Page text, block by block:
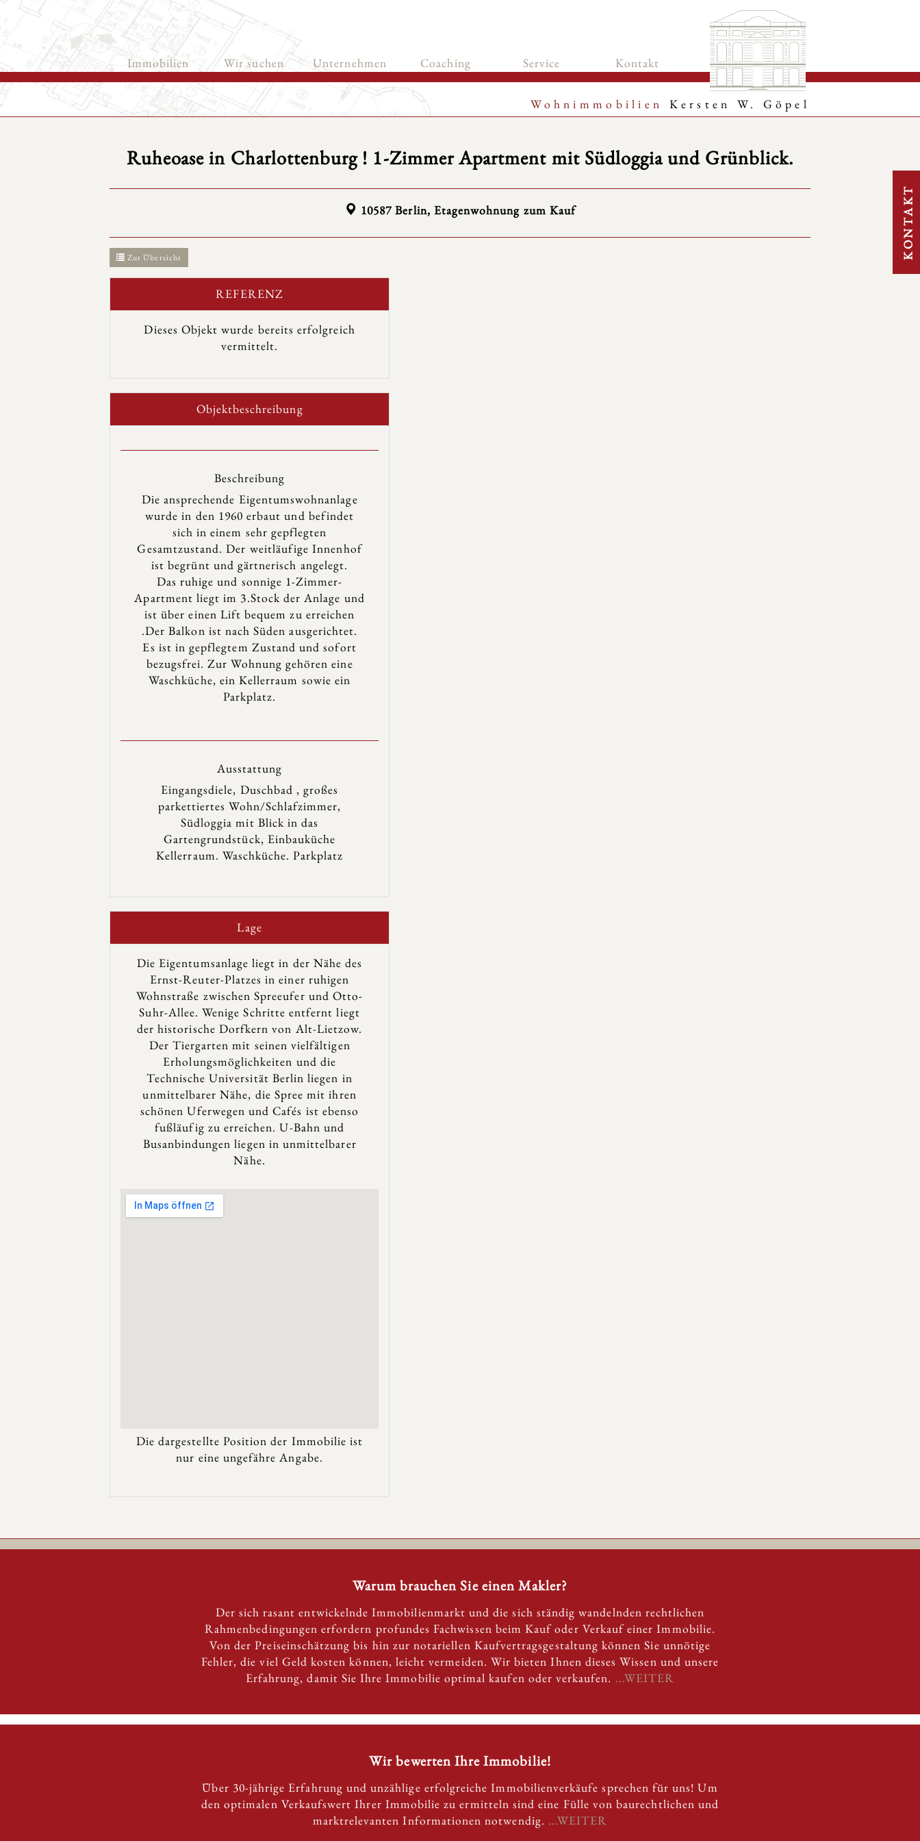
Immobilien Wir suchen Unternehmen Coaching Service Kontakt
Wohnimmobilien Kersten W. Göpel
KONTAKT
Ruheoase in Charlottenburg ! 1-Zimmer Apartment mit Südloggia und Grünblick.
10587 Berlin, Etagenwohnung zum Kauf
Zur Übersicht
REFERENZ
Dieses Objekt wurde bereits erfolgreich
vermittelt.
Objekt­beschreibung
Beschreibung
Die ansprechende Eigentumswohnanlage
wurde in den 1960 erbaut und befindet
sich in einem sehr gepflegten
Gesamtzustand. Der weitläufige Innenhof
ist begrünt und gärtnerisch angelegt.
Das ruhige und sonnige 1-Zimmer-
Apartment liegt im 3.Stock der Anlage und
ist über einen Lift bequem zu erreichen
.Der Balkon ist nach Süden ausgerichtet.
Es ist in gepflegtem Zustand und sofort
bezugsfrei. Zur Wohnung gehören eine
Waschküche, ein Kellerraum sowie ein
Parkplatz.
Ausstattung
Eingangsdiele, Duschbad , großes
parkettiertes Wohn/Schlafzimmer,
Südloggia mit Blick in das
Gartengrundstück, Einbauküche
Kellerraum. Waschküche. Parkplatz
Lage
Die Eigentumsanlage liegt in der Nähe des
Ernst-Reuter-Platzes in einer ruhigen
Wohnstraße zwischen Spreeufer und Otto-
Suhr-Allee. Wenige Schritte entfernt liegt
der historische Dorfkern von Alt-Lietzow.
Der Tiergarten mit seinen vielfältigen
Erholungsmöglichkeiten und die
Technische Universität Berlin liegen in
unmittelbarer Nähe, die Spree mit ihren
schönen Uferwegen und Cafés ist ebenso
fußläufig zu erreichen. U-Bahn und
Busanbindungen liegen in unmittelbarer
Nähe.
Die dargestellte Position der Immobilie ist
nur eine ungefähre Angabe.
Warum brauchen Sie einen Makler?
Der sich rasant entwickelnde Immobilienmarkt und die sich ständig wandelnden rechtlichen
Rahmenbedingungen erfordern profundes Fachwissen beim Kauf oder Verkauf einer Immobilie.
Von der Preiseinschätzung bis hin zur notariellen Kaufvertragsgestaltung können Sie unnötige
Fehler, die viel Geld kosten können, leicht vermeiden. Wir bieten Ihnen dieses Wissen und unsere
Erfahrung, damit Sie Ihre Immobilie optimal kaufen oder verkaufen. ...WEITER
Wir bewerten Ihre Immobilie!
Über 30-jährige Erfahrung und unzählige erfolgreiche Immobilienverkäufe sprechen für uns! Um
den optimalen Verkaufswert Ihrer Immobilie zu ermitteln sind eine Fülle von baurechtlichen und
marktrelevanten Informationen notwendig. ...WEITER